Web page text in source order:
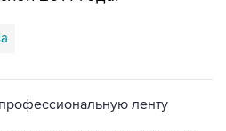
главных новостей сайта